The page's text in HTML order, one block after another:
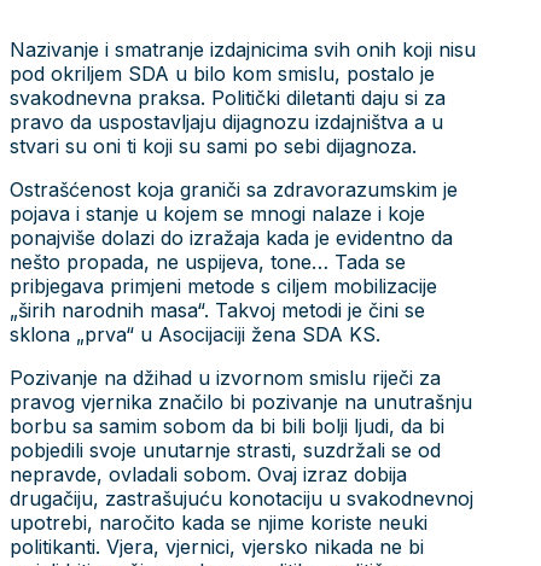
Nazivanje i smatranje izdajnicima svih onih koji nisu
pod okriljem SDA u bilo kom smislu, postalo je
svakodnevna praksa. Politički diletanti daju si za
pravo da uspostavljaju dijagnozu izdajništva a u
stvari su oni ti koji su sami po sebi dijagnoza.
Ostrašćenost koja graniči sa zdravorazumskim je
pojava i stanje u kojem se mnogi nalaze i koje
ponajviše dolazi do izražaja kada je evidentno da
nešto propada, ne uspijeva, tone… Tada se
pribjegava primjeni metode s ciljem mobilizacije
„širih narodnih masa“. Takvoj metodi je čini se
sklona „prva“ u Asocijaciji žena SDA KS.
Pozivanje na džihad u izvornom smislu riječi za
pravog vjernika značilo bi pozivanje na unutrašnju
borbu sa samim sobom da bi bili bolji ljudi, da bi
pobjedili svoje unutarnje strasti, suzdržali se od
nepravde, ovladali sobom. Ovaj izraz dobija
drugačiju, zastrašujuću konotaciju u svakodnevnoj
upotrebi, naročito kada se njime koriste neuki
politikanti. Vjera, vjernici, vjersko nikada ne bi